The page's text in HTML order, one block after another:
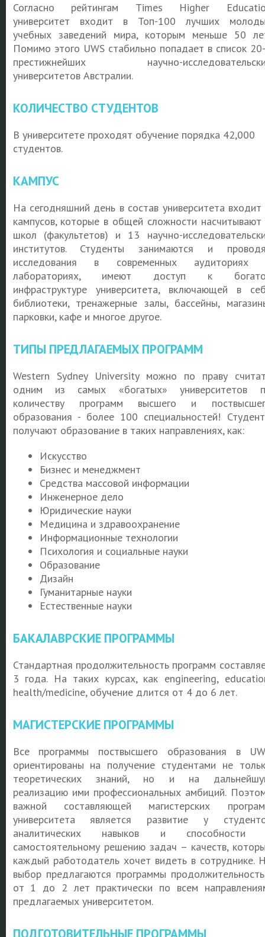
Согласно рейтингам Times Higher
университет входит в Топ-100 лучших
учебных заведений мира, которым меньше 50
Помимо этого UWS стабильно попадает в список
престижнейших научно-
университетов Австралии.
КОЛИЧЕСТВО СТУДЕНТОВ
В университете проходят обучение порядка 42,000
студентов.
КАМПУС
На сегодняшний день в состав университета
кампусов, которые в общей сложности
школ (факультетов) и 13 научно-
институтов. Студенты занимаются и
исследования в современных аудиториях
лабораториях, имеют доступ к
инфраструктуре университета, включающей в
библиотеки, тренажерные залы, бассейны,
парковки, кафе и многое другое.
ТИПЫ ПРЕДЛАГАЕМЫХ ПРОГРАММ
Western Sydney University можно по праву
одним из самых «богатых» университетов
количеству программ высшего и
образования - более 100 специальностей!
получают образование в таких направлениях, как:
Искусство
Бизнес и менеджмент
Средства массовой информации
Инженерное дело
Юридические науки
Медицина и здравоохранение
Информационные технологии
Психология и социальные науки
Образование
Дизайн
Гуманитарные науки
Естественные науки
БАКАЛАВРСКИЕ ПРОГРАММЫ
Стандартная продолжительность программ
3 года. На таких курсах, как engineering,
health/medicine, обучение длится от 4 до 6 лет.
МАГИСТЕРСКИЕ ПРОГРАММЫ
Все программы поствысшего образования в
ориентированы на получение студентами не
теоретических знаний, но и на
реализацию ими профессиональных амбиций.
важной составляющей магистерских
университета является развитие у
аналитических навыков и способности
самостоятельному решению задач – качеств,
каждый работодатель хочет видеть в сотруднике.
выбор предлагаются программы
от 1 до 2 лет практически по всем
предлагаемых университетом.
ПОДГОТОВИТЕЛЬНЫЕ ПРОГРАММЫ